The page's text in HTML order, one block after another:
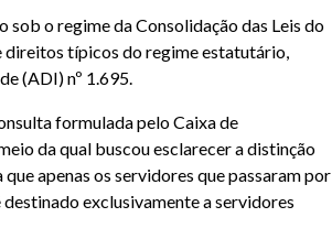
o regime da Consolidação das Leis do
direitos típicos do regime estatutário,
(ADI) nº 1.695.
formulada pelo Caixa de
da qual buscou esclarecer a distinção
apenas os servidores que passaram por
exclusivamente a servidores